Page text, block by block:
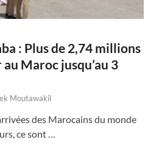
: Plus de 2,74 millions
Maroc jusqu’au 3
Moutawakil
des Marocains du monde
ce sont …